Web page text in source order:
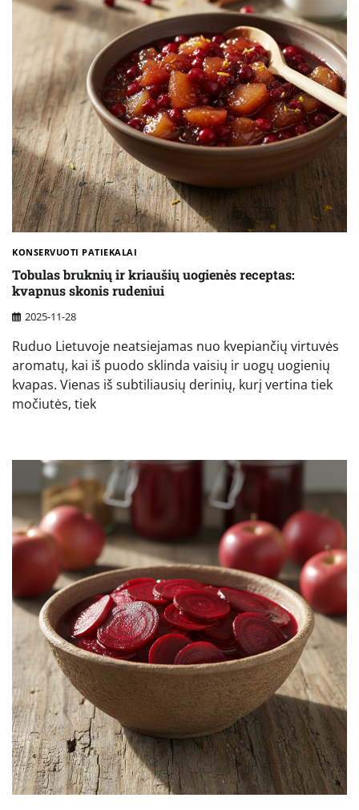
KONSERVUOTI PATIEKALAI
Tobulas bruknių ir kriaušių uogienės receptas:
kvapnus skonis rudeniui
2025-11-28
Ruduo Lietuvoje neatsiejamas nuo kvepiančių virtuvės
aromatų, kai iš puodo sklinda vaisių ir uogų uogienių
kvapas. Vienas iš subtiliausių derinių, kurį vertina tiek
močiutės, tiek